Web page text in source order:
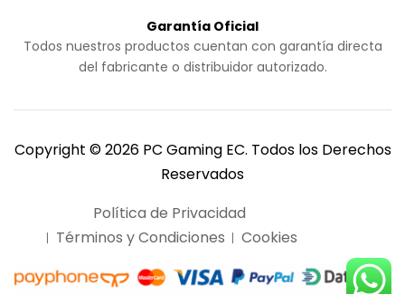
Garantía Oficial
Todos nuestros productos cuentan con garantía directa
del fabricante o distribuidor autorizado.
Copyright © 2026 PC Gaming EC. Todos los Derechos
Reservados
Política de Privacidad
Términos y Condiciones
Cookies